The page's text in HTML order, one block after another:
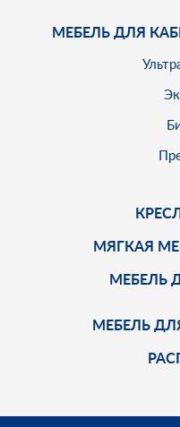
МЕБЕЛЬ ДЛЯ
МЯГКАЯ
МЕБЕЛЬ
МЕБЕЛЬ